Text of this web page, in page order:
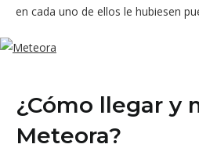
en cada uno de ellos le hubiesen
¿Cómo llegar y
Meteora?